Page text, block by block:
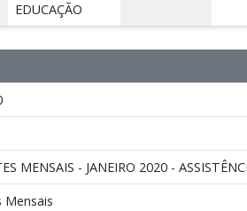
EDUCAÇÃO
MENSAIS - JANEIRO 2020 -
Mensais